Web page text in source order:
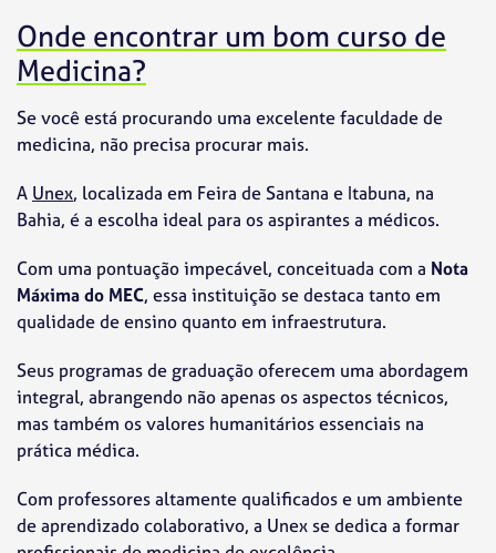
Onde encontrar um bom curso de
Medicina?
Se você está procurando uma excelente faculdade de
medicina, não precisa procurar mais.
A Unex, localizada em Feira de Santana e Itabuna, na
Bahia, é a escolha ideal para os aspirantes a médicos.
Com uma pontuação impecável, conceituada com a Nota
Máxima do MEC, essa instituição se destaca tanto em
qualidade de ensino quanto em infraestrutura.
Seus programas de graduação oferecem uma abordagem
integral, abrangendo não apenas os aspectos técnicos,
mas também os valores humanitários essenciais na
prática médica.
Com professores altamente qualificados e um ambiente
de aprendizado colaborativo, a Unex se dedica a formar